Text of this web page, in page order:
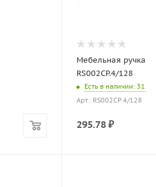
Мебельная ручка
RS002CP.4/128
Есть в наличии: 31
Арт.: RS002CP.4/128
295.78 ₽